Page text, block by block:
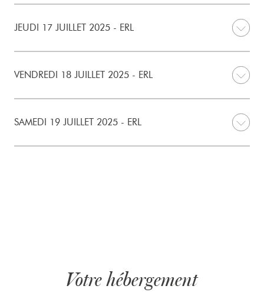
JEUDI 17 JUILLET 2025 - ERL
VENDREDI 18 JUILLET 2025 - ERL
SAMEDI 19 JUILLET 2025 - ERL
Votre hébergement